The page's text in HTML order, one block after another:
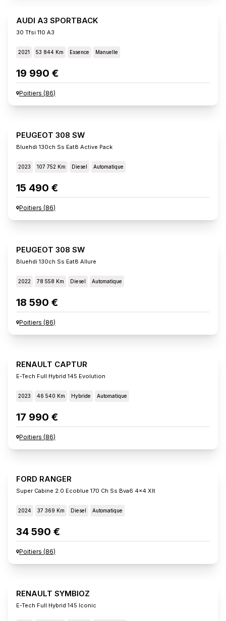
AUDI A3 SPORTBACK
30 Tfsi 110 A3
2021 53 844 Km Essence Manuelle
19 990 €
Poitiers (86)
PEUGEOT 308 SW
Bluehdi 130ch Ss Eat8 Active Pack
2023 107 752 Km Diesel Automatique
15 490 €
Poitiers (86)
PEUGEOT 308 SW
Bluehdi 130ch Ss Eat8 Allure
2022 78 558 Km Diesel Automatique
18 590 €
Poitiers (86)
RENAULT CAPTUR
E-Tech Full Hybrid 145 Evolution
2023 46 540 Km Hybride Automatique
17 990 €
Poitiers (86)
FORD RANGER
Super Cabine 2.0 Ecoblue 170 Ch Ss Bva6 4x4 Xlt
2024 37 369 Km Diesel Automatique
34 590 €
Poitiers (86)
RENAULT SYMBIOZ
E-Tech Full Hybrid 145 Iconic